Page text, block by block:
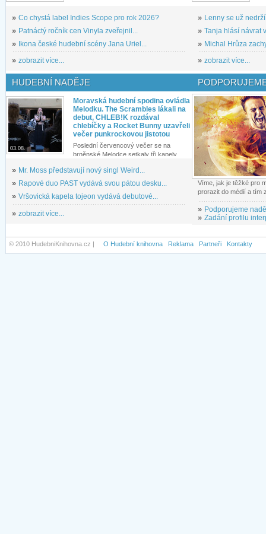
» Co chystá label Indies Scope pro rok 2026?
» Patnáctý ročník cen Vinyla zveřejnil...
» Ikona české hudební scény Jana Uriel...
» zobrazit více...
» Lenny se už
» Tanja hlásí návrat
» Michal Hrůza
» zobrazit více...
HUDEBNÍ NADĚJE
03.08.
Moravská hudební spodina ovládla
Melodku. The Scrambles lákali na
debut, CHLEB!K rozdával
chlebíčky a Rocket Bunny uzavřeli
večer punkrockovou jistotou
Poslední červencový večer se na
brněnské Melodce setkaly tři kapely...
» Mr. Moss představují nový singl Weird...
» Rapové duo PAST vydává svou pátou desku...
» Vršovická kapela tojeon vydává debutové...
» zobrazit více...
Víme, jak je těžké pro
prorazit do médií a tím
» Podporujeme
» Zadání profilu
© 2010 HudebniKnihovna.cz | O Hudební knihovna Reklama Partneři Kontakty